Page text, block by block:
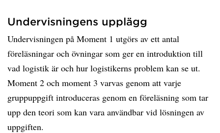
Undervisningens upplägg
Undervisningen på Moment 1 utgörs av ett antal
föreläsningar och övningar som ger en introduktion till
vad logistik är och hur logistikerns problem kan se ut.
Moment 2 och moment 3 varvas genom att varje
gruppuppgift introduceras genom en föreläsning som tar
upp den teori som kan vara användbar vid lösningen av
uppgiften.